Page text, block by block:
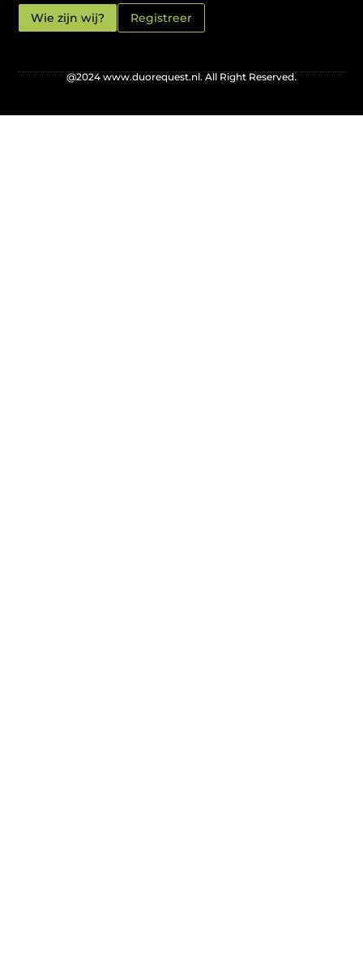
Wie zijn wij? Registreer
@2024 www.duorequest.nl. All Right Reserved.